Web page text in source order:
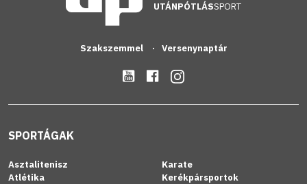
UTÁNPÓTLÁSSPORT
Szakszemmel Versenynaptár
SPORTÁGAK
Asztalitenisz
Atlétika
Karate
Kerékpársportok